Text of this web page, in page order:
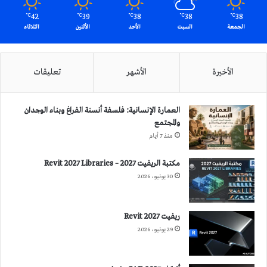
38
℃
الجمعة
38
℃
السبت
38
℃
الأحد
39
℃
الأثنين
42
℃
الثلاثاء
الأخيرة الأشهر تعليقات
العمارة الإنسانية: فلسفة أنسنة الفراغ وبناء الوجدان
والمجتمع
منذ 7 أيام
مكتبة الريفيت 2027 – Revit 2027 Libraries
30 يونيو، 2026
ريفيت 2027 Revit
29 يونيو، 2026